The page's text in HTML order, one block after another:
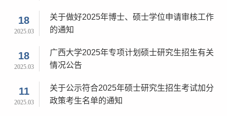
关于做好2025​年博士、硕士学位申请审核工作
的通知
18
2025.03
广西大学2025年专项计划硕士研究生招生有关
情况公告
18
2025.03
关于公示符合2025年硕士研究生招生考试加分
政策考生名单的通知
11
2025.03